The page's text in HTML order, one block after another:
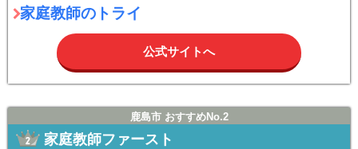
家庭教師のトライ
公式サイトへ
鹿島市 おすすめNo.2
家庭教師ファースト